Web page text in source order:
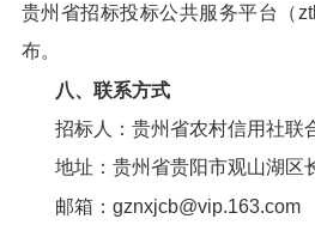
贵州省招标投标公共服务平台（
布。
八、联系方式
招标人：贵州省农村信用社联
地址：贵州省贵阳市观山湖区
邮箱：gznxjcb@vip.163.com